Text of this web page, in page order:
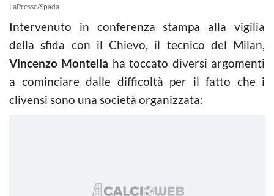
LaPresse/Spada
Intervenuto in conferenza stampa alla vigilia
della sfida con il Chievo, il tecnico del Milan,
Vincenzo Montella ha toccato diversi argomenti
a cominciare dalle difficoltà per il fatto che i
clivensi sono una società organizzata: